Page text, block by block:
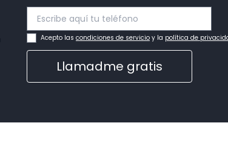
Acepto las condiciones de servicio y la política de
Llamadme gratis